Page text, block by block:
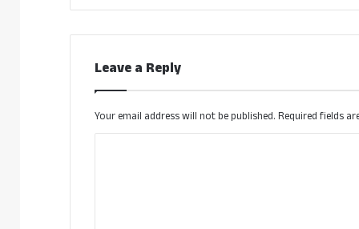
Leave a Reply
Your email address will not be published. Required fields